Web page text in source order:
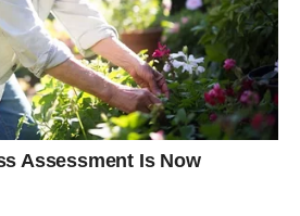
među najvećim
period pokazali veliko srce,
pomognete drugima čak i onda
Niste izgubili vjeru u ljubav,